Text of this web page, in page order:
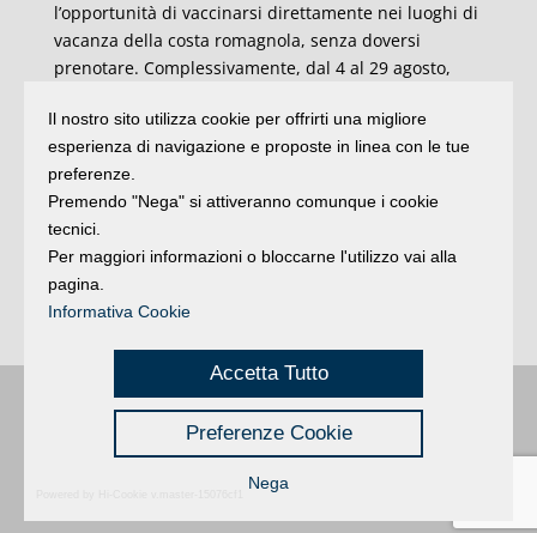
l’opportunità di vaccinarsi direttamente nei luoghi di
vacanza della costa romagnola, senza doversi
prenotare. Complessivamente, dal 4 al 29 agosto,
somministrate in riviera nell’ambito del progetto: 941
presso le due cliniche mobili che hanno fatto tappa
fissa a Rimini in Piazzale Fellini e a Marina di
Ravenna, in Piazza Dora Markus, e 1361 a bordo del
camper itinerante in tour tra Cervia, Milano
Marittina, Pinarella, Riccione, San Mauro Mare
Gatteo Mare, Cesenatico, Rimini, Bellaria e Misano
Adriatico.
Buongiorno:Riminié una testata registrata presso il Tribunale di Rimini
registrazione n. 2 /28/02/2012| © 2024 buongiornoRimini
Privacy | Credits
Il nostro sito utilizza cookie per offrirti una migliore
esperienza di navigazione e proposte in linea con le tue
preferenze.
Premendo "Nega" si attiveranno comunque i cookie
tecnici.
Per maggiori informazioni o bloccarne l'utilizzo vai alla
pagina.
Informativa Cookie
Accetta Tutto
Preferenze Cookie
Nega